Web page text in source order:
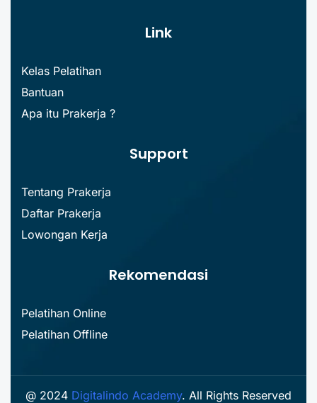
Link
Kelas Pelatihan
Bantuan
Apa itu Prakerja ?
Support
Tentang Prakerja
Daftar Prakerja
Lowongan Kerja
Rekomendasi
Pelatihan Online
Pelatihan Offline
@ 2024 Digitalindo Academy. All Rights Reserved